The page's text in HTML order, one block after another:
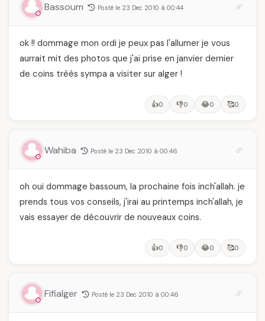
Bassoum Posté le 23 Dec 2010 à 00:44
ok !! dommage mon ordi je peux pas l'allumer je vous
aurrait mit des photos que j'ai prise en janvier dernier
de coins trèès sympa a visiter sur alger !
👍0 👎0 😂0 🥰0
Wahiba Posté le 23 Dec 2010 à 00:46
oh oui dommage bassoum, la prochaine fois inch'allah. je
prends tous vos conseils, j'irai au printemps inch'allah, je
vais essayer de découvrir de nouveaux coins.
👍0 👎0 😂0 🥰0
Fifialger Posté le 23 Dec 2010 à 00:46